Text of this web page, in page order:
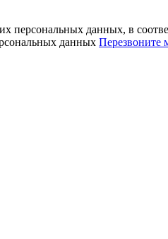
персональных данных, в
данных Перезвоните